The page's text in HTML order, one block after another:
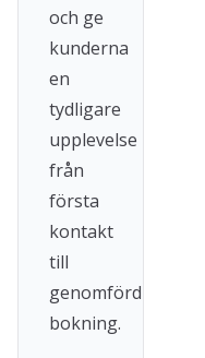
och ge
kunderna
en
tydligare
upplevelse
från
första
kontakt
till
genomförd
bokning.